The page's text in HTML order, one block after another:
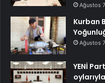
Ağustos
Kurban
Ağustos
YENİ